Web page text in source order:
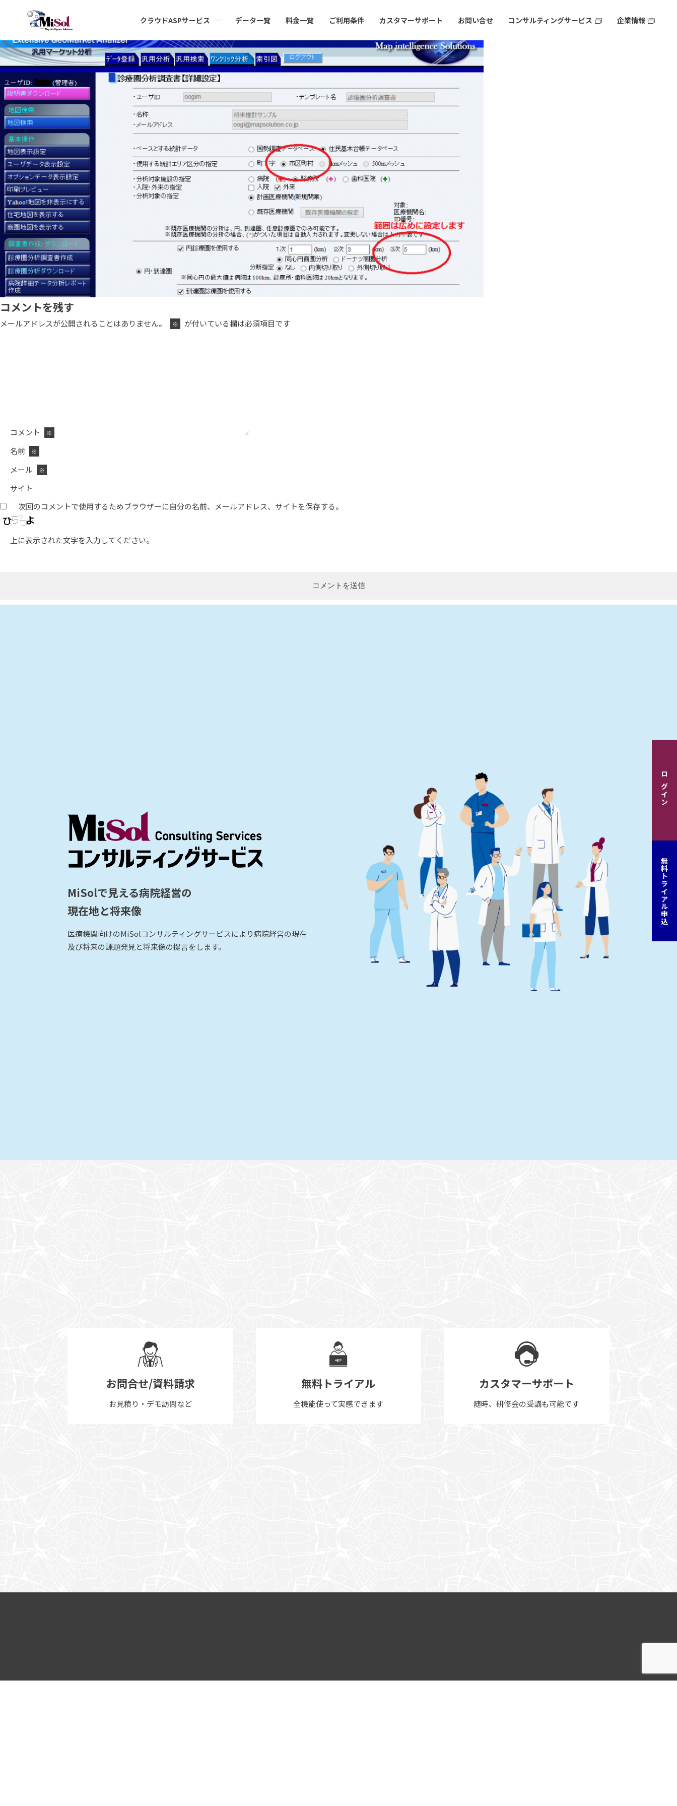
クラウドASPサービス データ一覧 料金一覧 ご利用条件 カスタマーサポート お問い合せ コンサルティングサービス 企業情報
2020年5月12日at1113 × 601
コメントを残す
メールアドレスが公開されることはありません。 ※ が付いている欄は必須項目です
コメント ※
名前 ※
メール ※
サイト
次回のコメントで使用するためブラウザーに自分の名前、メールアドレス、サイトを保存する。
上に表示された文字を入力してください。
ログイン
無料トライアル申込
MiSolで見える病院経営の
現在地と将来像
医療機関向けのMiSolコンサルティングサービスにより病院経営の現在
及び将来の課題発見と将来像の提言をします。
お問合せ/資料請求
お見積り・デモ訪問など
無料トライアル
全機能使って実感できます
カスタマーサポート
随時、研修会の受講も可能です